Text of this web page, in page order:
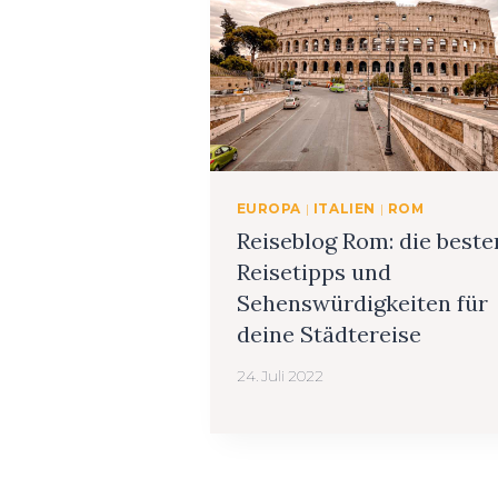
EUROPA | ITALIEN | ROM
Reiseblog Rom: die
Reisetipps und
Sehenswürdigkeiten für
deine Städtereise
24. Juli 2022